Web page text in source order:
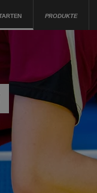
PRODUKTE